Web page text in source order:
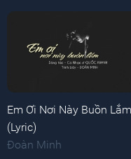
Em Ơi Nơi Này Buồn Lắm
(Lyric)
Đoàn Minh